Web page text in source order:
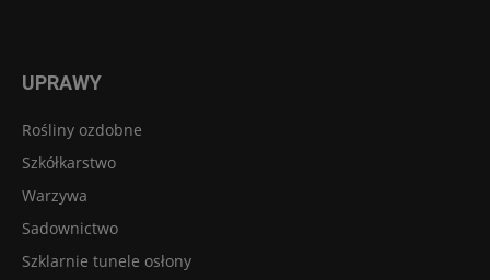
UPRAWY
Rośliny ozdobne
Szkółkarstwo
Warzywa
Sadownictwo
Szklarnie tunele osłony